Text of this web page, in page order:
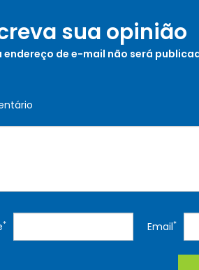
sua opinião
endereço de e-mail não será
* Email*